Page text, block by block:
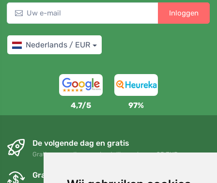
Inloggen
Nederlands / EUR
4,7/5 97%
De volgende dag en gratis
Gratis verzending voor bestellingen boven 95 EUR
Gratis ruilen en retourneren